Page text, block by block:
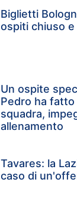
Biglietti
ospiti chiuso
Un ospite
Pedro ha fatto
squadra,
allenamento
Tavares: la
caso di